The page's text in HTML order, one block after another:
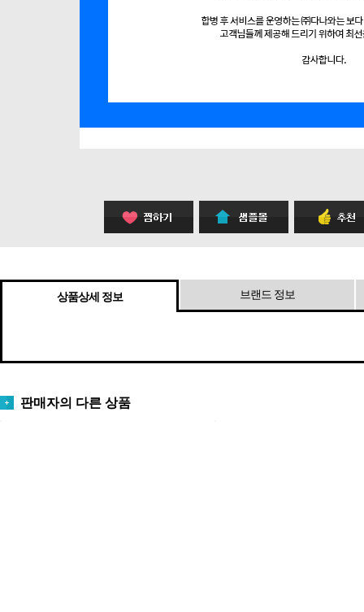
상품상세 정보 브랜드 정보
판매자의 다른 상품